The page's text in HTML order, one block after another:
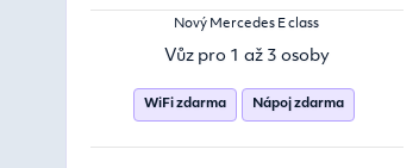
Nový Mercedes E class
Vůz pro 1 až 3 osoby
WiFi zdarma Nápoj zdarma